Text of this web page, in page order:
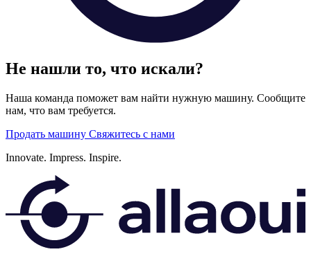
Не нашли то, что искали?
Наша команда поможет вам найти нужную машину. Сообщите
нам, что вам требуется.
Продать машину Свяжитесь с нами
Innovate. Impress. Inspire.